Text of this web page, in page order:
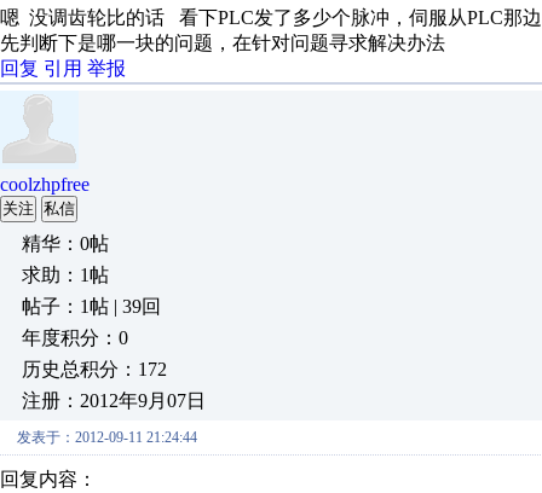
嗯 没调齿轮比的话 看下PLC发了多少个脉冲，伺服从PLC那
先判断下是哪一块的问题，在针对问题寻求解决办法
回复 引用 举报
coolzhpfree
关注 私信
精华：0帖
求助：1帖
帖子：1帖 | 39回
年度积分：0
历史总积分：172
注册：2012年9月07日
发表于：2012-09-11 21:24:44
回复内容：